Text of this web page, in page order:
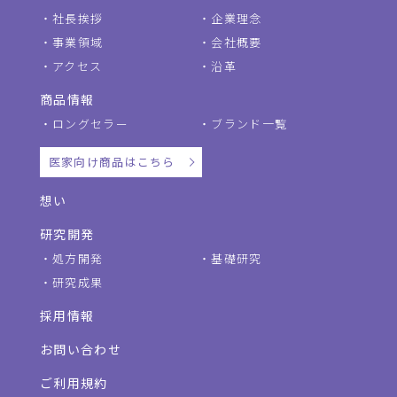
社長挨拶
企業理念
事業領域
会社概要
アクセス
沿革
商品情報
ロングセラー ブランド一覧
医家向け商品はこちら
想い
研究開発
処方開発
基礎研究
研究成果
採用情報
お問い合わせ
ご利用規約